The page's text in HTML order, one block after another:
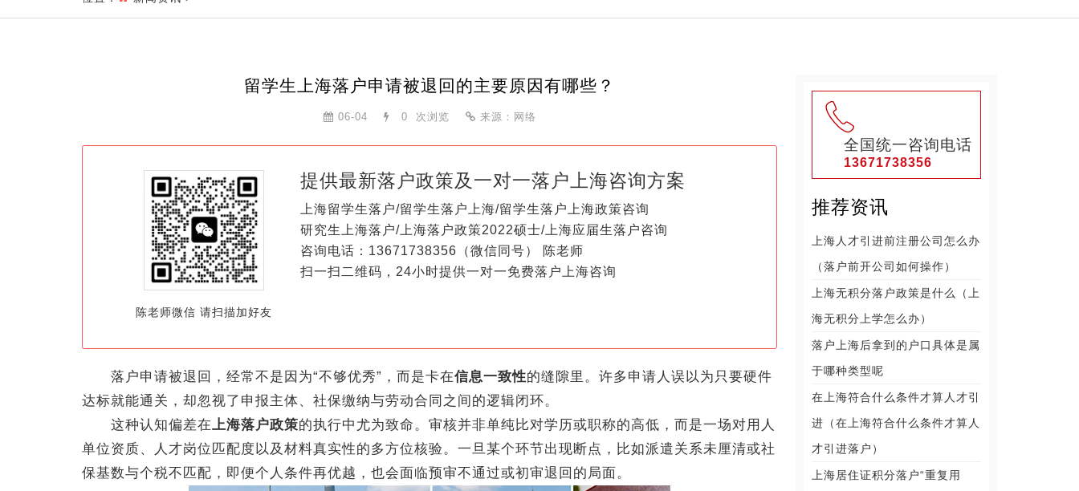
留学生上海落户申请被退回的主要原因有哪些？
06-04 0 次浏览 来源：网络
陈老师微信 请扫描加好友
提供最新落户政策及一对一落户上海咨询方案
上海留学生落户/留学生落户上海/留学生落户上海政策咨询
研究生上海落户/上海落户政策2022硕士/上海应届生落户咨询
咨询电话：13671738356（微信同号） 陈老师
扫一扫二维码，24小时提供一对一免费落户上海咨询
落户申请被退回，经常不是因为“不够优秀”，而是卡在信息一致性的缝隙里。许多申请人误以为只要硬件
达标就能通关，却忽视了申报主体、社保缴纳与劳动合同之间的逻辑闭环。
这种认知偏差在上海落户政策的执行中尤为致命。审核并非单纯比对学历或职称的高低，而是一场对用人
单位资质、人才岗位匹配度以及材料真实性的多方位核验。一旦某个环节出现断点，比如派遣关系未厘清或社
保基数与个税不匹配，即便个人条件再优越，也会面临预审不通过或初审退回的局面。
全国统一咨询电话
13671738356
推荐资讯
上海人才引进前注册公司怎么办
（落户前开公司如何操作）
上海无积分落户政策是什么（上
海无积分上学怎么办）
落户上海后拿到的户口具体是属
于哪种类型呢
在上海符合什么条件才算人才引
进（在上海符合什么条件才算人
才引进落户）
上海居住证积分落户“重复用